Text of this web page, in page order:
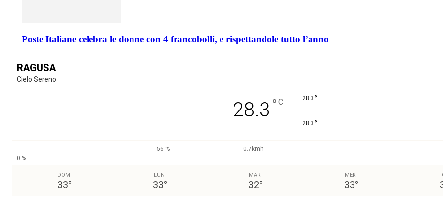
Poste Italiane celebra le donne con 4 francobolli, e rispettandole tutto l’anno
RAGUSA
Cielo Sereno
28.3 ° C 28.3 °
28.3 °
56 %
0.7kmh
0 %
DOM
33°
LUN
33°
MAR
32°
MER
33°